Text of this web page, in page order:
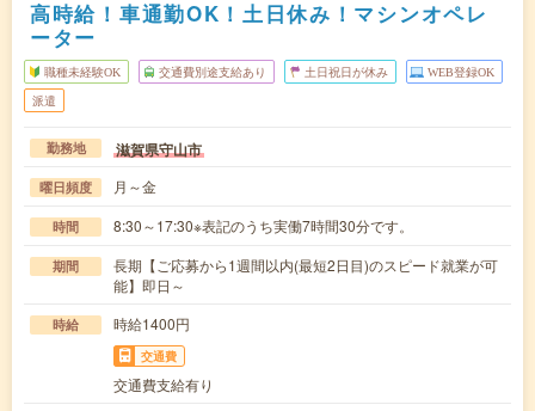
高時給！車通勤OK！土日休み！マシンオペレ
ーター
職種未経験OK 交通費別途支給あり 土日祝日が休み WEB登録OK
派遣
勤務地 滋賀県守山市
曜日頻度 月～金
時間 8:30～17:30※表記のうち実働7時間30分です。
期間
長期【ご応募から1週間以内(最短2日目)のスピード就業が可
能】即日～
時給 時給1400円
交通費
交通費支給有り